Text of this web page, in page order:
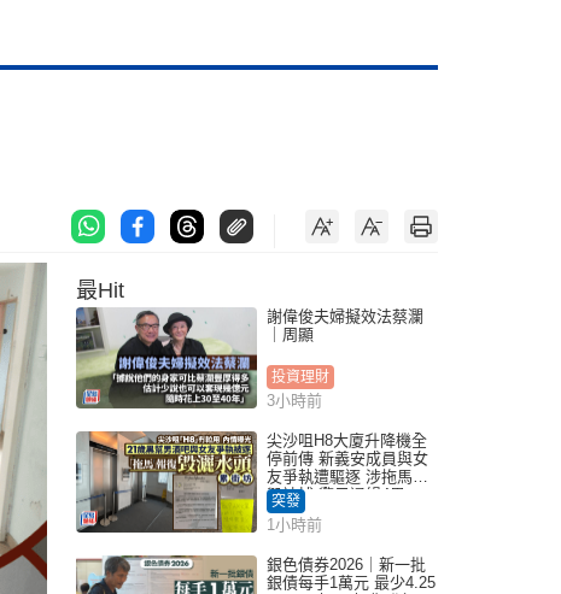
最Hit
謝偉俊夫婦擬效法蔡瀾
｜周顯
投資理財
3小時前
尖沙咀H8大廈升降機全
停前傳 新義安成員與女
友爭執遭驅逐 涉拖馬刑
毀被捕 警另通緝4男
突發
1小時前
銀色債券2026｜新一批
銀債每手1萬元 最少4.25